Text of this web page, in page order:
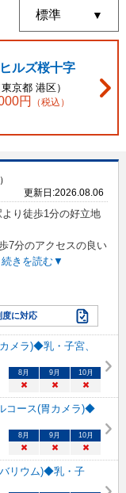
ルズ桜十字
東京都 港区）
円 （税込）
更新日:2026.08.06
より徒歩1分の好立地
7分のアクセスの良い
続きを読む▼
度に対応
メラ)◆乳・子宮、
8月 9月 10月
× × ×
コース(胃カメラ)◆
8月 9月 10月
× × ×
バリウム)◆乳・子